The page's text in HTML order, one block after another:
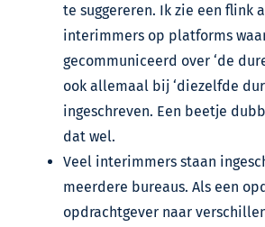
te suggereren. Ik zie een flink
interimmers op platforms
gecommuniceerd over ‘de
ook allemaal bij ‘diezelfde
ingeschreven. Een beetje
dat wel.
Veel interimmers staan
meerdere bureaus. Als een
opdrachtgever naar